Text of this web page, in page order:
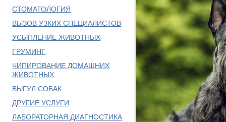
СТОМАТОЛОГИЯ
ВЫЗОВ УЗКИХ СПЕЦИАЛИСТОВ
УСЫПЛЕНИЕ ЖИВОТНЫХ
ГРУМИНГ
ЧИПИРОВАНИЕ ДОМАШНИХ
ЖИВОТНЫХ
ВЫГУЛ СОБАК
ДРУГИЕ УСЛУГИ
ЛАБОРАТОРНАЯ ДИАГНОСТИКА